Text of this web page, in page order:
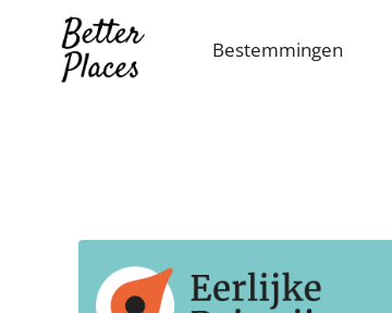
Overslaan
Bestemmingen